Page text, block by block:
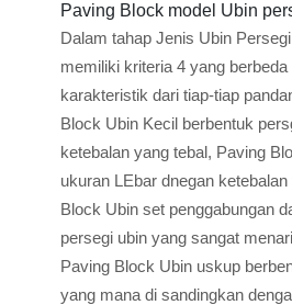
Paving Block model Ubin
Dalam tahap Jenis Ubin
memiliki kriteria 4 yang
karakteristik dari tiap-tiap
Block Ubin Kecil berbentuk
ketebalan yang tebal, Paving
ukuran LEbar dnegan
Block Ubin set penggabungan
persegi ubin yang sangat
Paving Block Ubin uskup
yang mana di sandingkan